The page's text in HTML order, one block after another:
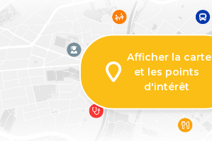
Afficher la carte
et les points
d'intérêt